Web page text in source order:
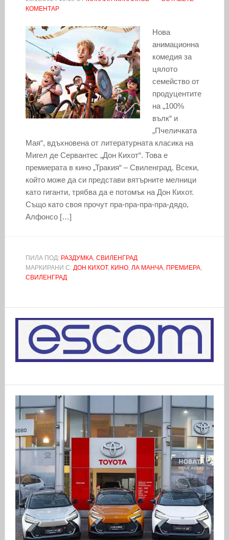
КОМЕНТАР
Нова
анимационна
комедия за
цялото
семейство от
продуцентите
на „100%
вълк“ и
„Пчеличката
Мая“, вдъхновена от литературната класика на
Мигел де Сервантес „Дон Кихот“. Това е
премиерата в кино „Тракия“ – Свиленград. Всеки,
който може да си представи вятърните мелници
като гиганти, трябва да е потомък на Дон Кихот.
Също като своя прочут пра-пра-пра-пра-дядо,
Алфонсо […]
ПИЛА ПОД: РАЗДУМКА, СВИЛЕНГРАД
МАРКИРАНИ С: ДОН КИХОТ, КИНО, ЛА МАНЧА, ПРЕМИЕРА,
СВИЛЕНГРАД